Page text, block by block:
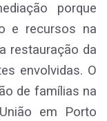
porque
e recursos na
restauração da
envolvidas. O
de famílias na
em Porto